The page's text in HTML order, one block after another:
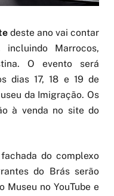
deste ano vai contar
Marrocos,
O evento será
dias 17, 18 e 19 de
da Imigração. Os
à venda no site do
do complexo
do Brás serão
Museu no YouTube e